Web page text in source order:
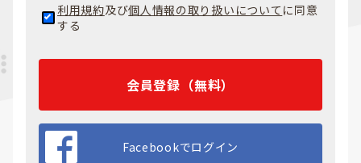
利用規約及び個人情報の取り扱いについて に同意
する
会員登録（無料）
Facebookでログイン